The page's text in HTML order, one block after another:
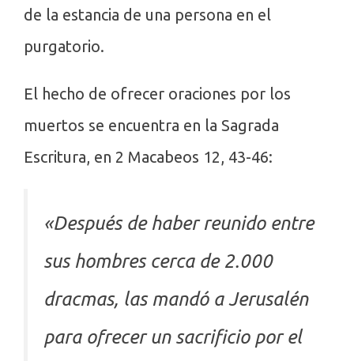
de la estancia de una persona en el
purgatorio.
El hecho de ofrecer oraciones por los
muertos se encuentra en la Sagrada
Escritura, en 2 Macabeos 12, 43-46:
«Después de haber reunido entre
sus hombres cerca de 2.000
dracmas, las mandó a Jerusalén
para ofrecer un sacrificio por el